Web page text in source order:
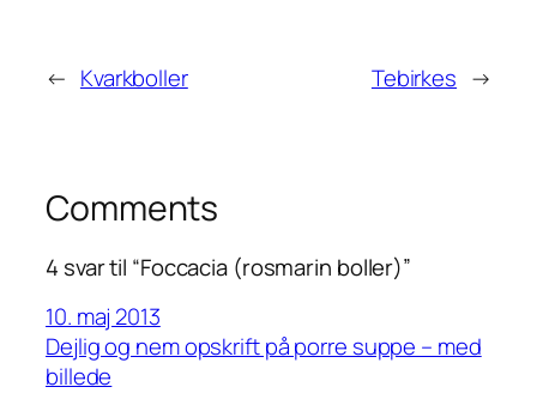
← Kvarkboller Tebirkes →
Comments
4 svar til “Foccacia (rosmarin boller)”
10. maj 2013
Dejlig og nem opskrift på porre suppe – med
billede